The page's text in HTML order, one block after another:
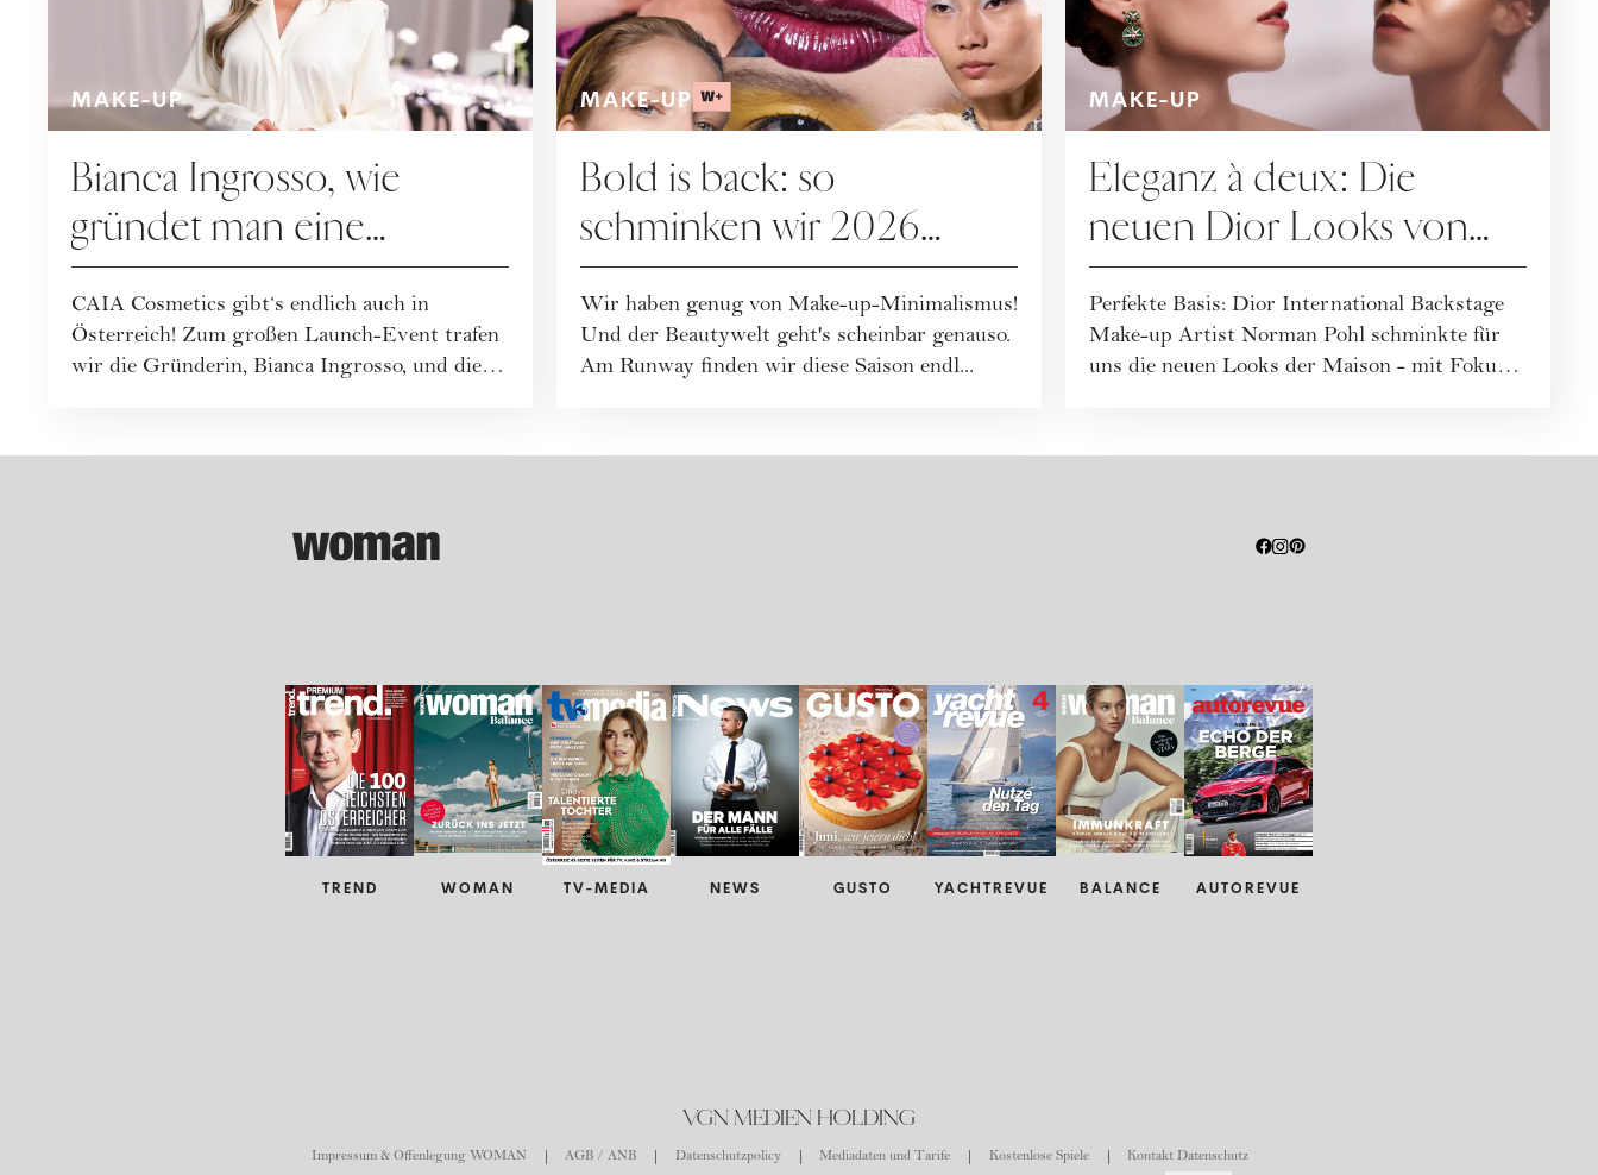
MAKE-UP
Bianca Ingrosso, wie
gründet man eine
erfolgreiche Beauty-
Brand?
CAIA Cosmetics gibt‘s endlich auch in
Österreich! Zum großen Launch-Event trafen
wir die Gründerin, Bianca Ingrosso, und die
MAKE-UP
Bold is back: so
schminken wir 2026
farbenfrohe Make-up-
Looks
Wir haben genug von Make-up-Minimalismus!
Und der Beautywelt geht's scheinbar genauso.
Am Runway finden wir diese Saison endl...
MAKE-UP
Eleganz à deux: Die
neuen Dior Looks von
Norman Pohl
Perfekte Basis: Dior International Backstage
Make-up Artist Norman Pohl schminkte für
uns die neuen Looks der Maison - mit Fokus
TREND WOMAN TV-MEDIA NEWS GUSTO YACHTREVUE BALANCE AUTOREVUE
VGN MEDIEN HOLDING
Impressum & Offenlegung WOMAN AGB / ANB Datenschutzpolicy Mediadaten und Tarife Kostenlose Spiele Kontakt Datenschutz